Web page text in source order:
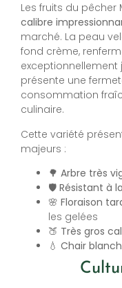
Les fruits du pêcher
calibre
marché. La peau
fond crème,
exceptionnellement
présente une
consommation
culinaire.
Cette variété
majeurs :
🌳 Arbre très
🛡️ Résistant à
🌸 Floraison
les gelées
🍑 Très gros
💧 Chair